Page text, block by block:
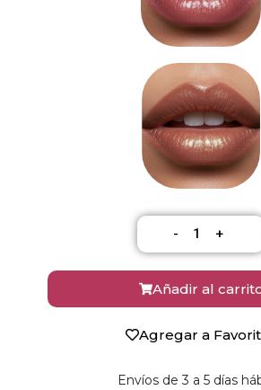
- 1 +
Añadir al
Agregar a
Envíos de 3 a 5 días